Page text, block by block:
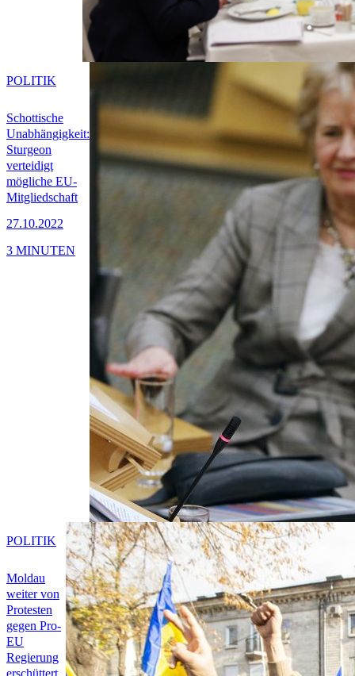
Schottische
Unabhängigkeit:
Sturgeon
verteidigt
mögliche EU-
Mitgliedschaft
27.10.2022
POLITIK
3 MINUTEN
Moldau
weiter von
Protesten
gegen Pro-
EU
Regierung
POLITIK